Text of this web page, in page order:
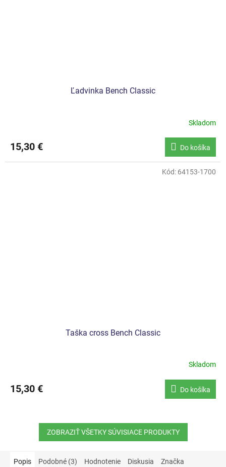
Ľadvinka Bench Classic
Skladom
15,30 € Do košíka
Taška cross Bench Classic
Skladom
15,30 € Do košíka
Kód: 64153-1700
ZOBRAZIŤ VŠETKY SÚVISIACE PRODUKTY
Popis Podobné (3) Hodnotenie Diskusia Značka